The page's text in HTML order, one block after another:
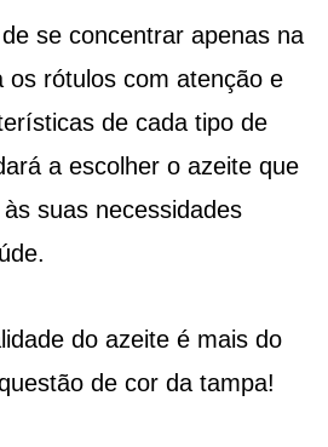
se concentrar apenas na
os rótulos com atenção e
de cada tipo de
a escolher o azeite que
suas necessidades
do azeite é mais do
de cor da tampa!